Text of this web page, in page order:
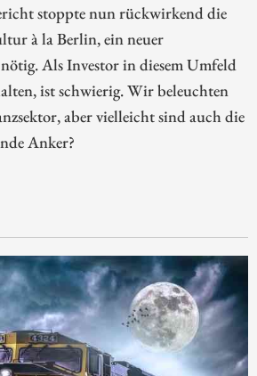
stoppte nun rückwirkend die
à la Berlin, ein neuer
Als Investor in diesem Umfeld
ist schwierig. Wir beleuchten
aber vielleicht sind auch die
Anker?